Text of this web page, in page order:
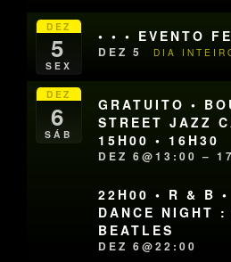
DEZ
5
SEX
• • • EVENTO
DEZ 5 DIA
DEZ
6
SÁB
GRATUITO •
STREET JAZZ
15H00 • 16H30
DEZ 6@13:00 –
22H00 • R & B
DANCE NIGHT :
BEATLES
DEZ 6@22:00